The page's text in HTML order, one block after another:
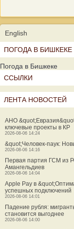
English
ПОГОДА В БИШКЕКЕ
Погода в Бишкеке
ССЫЛКИ
ЛЕНТА НОВОСТЕЙ
АНО
ключевые проекты в КР
2026-08-06 14:24
&quot;Человек-паук:
2026-08-06 14:16
Первая партия ГСМ из
Амангельдиев
2026-08-06 14:04
Apple Pay в
успешных подключений
2026-08-06 14:01
Падение рубля:
становится выгоднее
2026-08-06 14:00